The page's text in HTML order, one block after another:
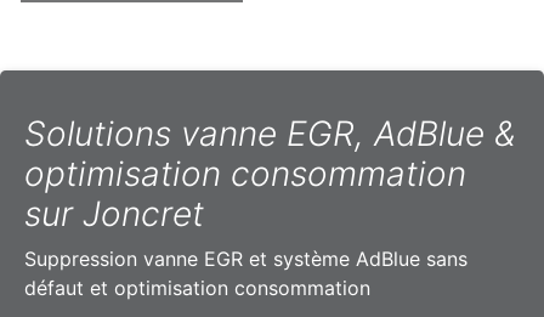
Solutions vanne EGR, AdBlue &
optimisation consommation
sur Joncret
Suppression vanne EGR et système AdBlue sans
défaut et optimisation consommation